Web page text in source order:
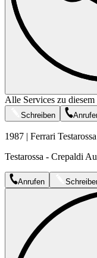
Alle Services zu diesem
Schreiben
1987 | Ferrari Testarossa
Testarossa - Crepaldi
Anrufen